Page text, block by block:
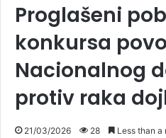
Proglašeni
konkursa
Nacionalnog
protiv raka
21/03/2026 28 Less than a